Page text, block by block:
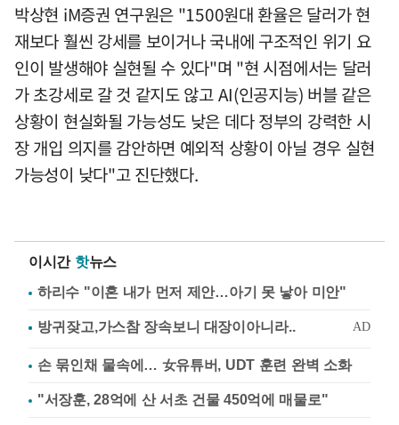
박상현 iM증권 연구원은 "1500원대 환율은 달러가 현
재보다 훨씬 강세를 보이거나 국내에 구조적인 위기 요
인이 발생해야 실현될 수 있다"며 "현 시점에서는 달러
가 초강세로 갈 것 같지도 않고 AI(인공지능) 버블 같은
상황이 현실화될 가능성도 낮은 데다 정부의 강력한 시
장 개입 의지를 감안하면 예외적 상황이 아닐 경우 실현
가능성이 낮다"고 진단했다.
이시간 핫뉴스
하리수 "이혼 내가 먼저 제안…아기 못 낳아 미안"
손 묶인채 물속에… 女유튜버, UDT 훈련 완벽 소화
"서장훈, 28억에 산 서초 건물 450억에 매물로"